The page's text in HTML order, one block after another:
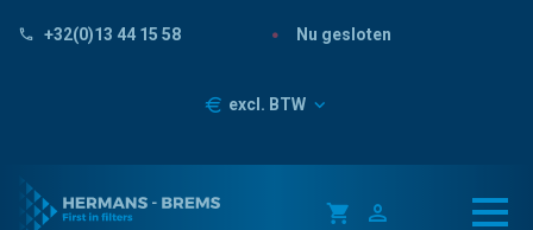
+32(0)13 44 15 58 Nu gesloten
Prijzen
excl. BTW